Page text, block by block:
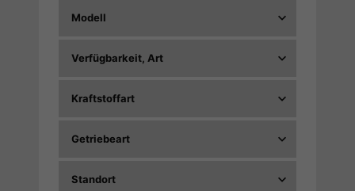
Modell
Verfügbarkeit, Art
Kraftstoffart
Getriebeart
Standort